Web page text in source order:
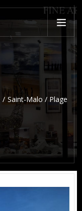
Saint-Malo / Plage